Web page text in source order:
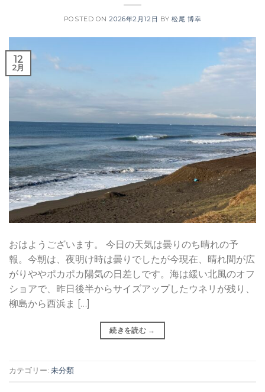
POSTED ON2026年2月12日 BY松尾 博幸
12
2月
おはようございます。 今日の天気は曇りのち晴れの予
報。今朝は、夜明け時は曇りでしたが今現在、晴れ間が広
がりややポカポカ陽気の日差しです。海は緩い北風のオフ
ショアで、昨日後半からサイズアップしたウネリが残り、
柳島から西浜ま […]
続きを読む →
カテゴリー: 未分類